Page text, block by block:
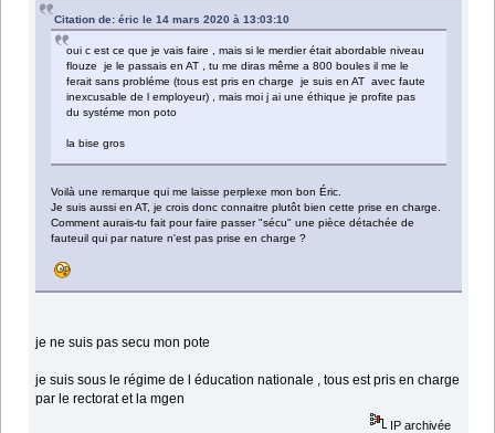
Citation de: éric le 14 mars 2020 à 13:03:10
oui c est ce que je vais faire , mais si le merdier était abordable niveau
flouze je le passais en AT , tu me diras même a 800 boules il me le
ferait sans probléme (tous est pris en charge je suis en AT avec faute
inexcusable de l employeur) , mais moi j ai une éthique je profite pas
du systéme mon poto
la bise gros
Voilà une remarque qui me laisse perplexe mon bon Éric.
Je suis aussi en AT, je crois donc connaitre plutôt bien cette prise en charge.
Comment aurais-tu fait pour faire passer "sécu" une pièce détachée de
fauteuil qui par nature n'est pas prise en charge ?
je ne suis pas secu mon pote
je suis sous le régime de l éducation nationale , tous est pris en charge
par le rectorat et la mgen
IP archivée